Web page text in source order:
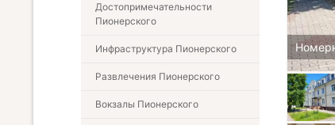
Достопримечательности
Пионерского
Инфраструктура Пионерского
Развлечения Пионерского
Вокзалы Пионерского